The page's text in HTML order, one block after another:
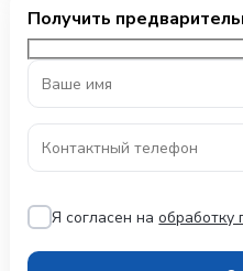
Я согласен наобработку